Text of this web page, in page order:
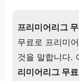
프리미어리그
무료로 프리미
것을 말합니다.
리미어리그 무